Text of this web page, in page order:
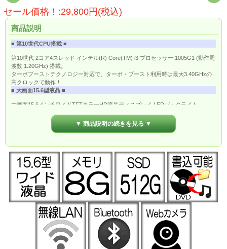
セール価格！:29,800円(税込)
商品説明
■ 第10世代CPU搭載 ■
第10世代 2コア4スレッド インテル(R) Core(TM) i3 プロセッサー 1005G1 (動作周
波数 1.20GHz) 搭載。
ターボブーストテクノロジー対応で、ターボ・ブースト利用時は最大3.40GHzの
高クロックで動作！
■ 大画面15.6型液晶 ■
大画面15.6インチワイドTFTカラーHD液晶ディスプレイ LEDバックライト
■ ワイヤレスLAN搭載 ■
無線LAN規格「IEEE802.11ac」に対応したワイヤレスLAN搭載なので、ワイヤレ
Bluetooth搭載ですのでマウスやヘッドホンなどの様々な対応機器がワイヤレスで
繋がります。
■ Windows 11 導入済み ■
OSは Windows 11 Pro 64bit 導入済み。届いてすぐに使用可能です。
■ オススメのポイント ■
ストレージは新品SSD512GBに換装済みですので快適に動作します。
Webカメラ搭載ですのでライブ配信やオンライン飲み会などにも活用可能です。
DVDスーパーマルチドライブを搭載、DVDのライティングやお手持ちのディスク
メディアのソフトのインストールも可能。
HDMI出力端子付きなのでHDMI入力のある外部モニターへの映像出力が可能で
▼ 商品説明の続きを見る ▼